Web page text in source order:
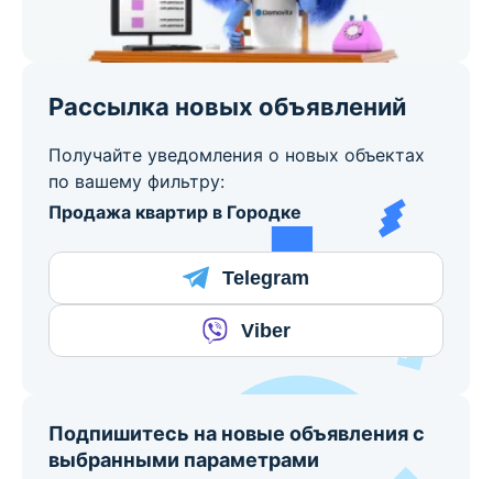
Рассылка новых объявлений
Получайте уведомления о новых объектах
по вашему фильтру:
Продажа квартир в Городке
Telegram
Viber
Подпишитесь на новые объявления с
выбранными параметрами